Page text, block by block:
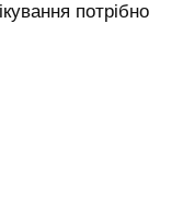
потрібно